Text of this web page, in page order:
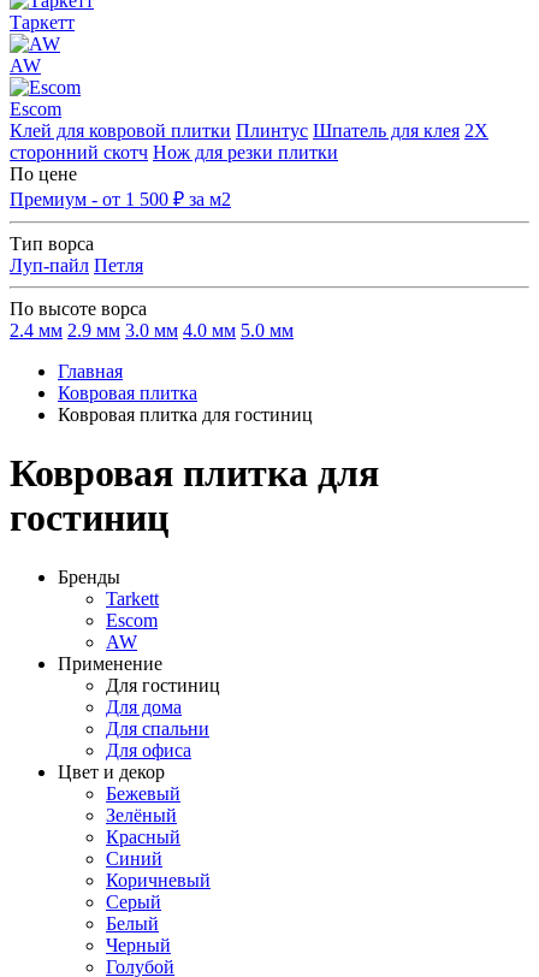
Таркетт
AW
Escom
Клей для ковровой плитки Плинтус Шпатель для клея 2Х
сторонний скотч Нож для резки плитки
По цене
Премиум - от 1 500 ₽ за м2
Тип ворса
Луп-пайл Петля
По высоте ворса
2.4 мм 2.9 мм 3.0 мм 4.0 мм 5.0 мм
Главная
Ковровая плитка
Ковровая плитка для гостиниц
Ковровая плитка для
гостиниц
Бренды
Tarkett
Escom
AW
Применение
Для гостиниц
Для дома
Для спальни
Для офиса
Цвет и декор
Бежевый
Зелёный
Красный
Синий
Коричневый
Серый
Белый
Черный
Голубой